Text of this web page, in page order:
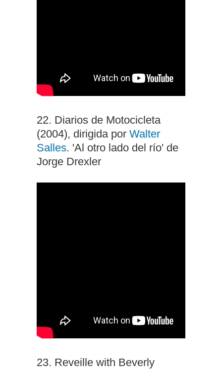
22. Diarios de Motocicleta
(2004), dirigida por Walter
Salles. 'Al otro lado del río' de
Jorge Drexler
23. Reveille with Beverly